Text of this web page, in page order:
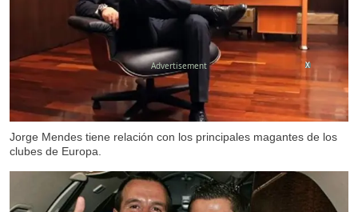
Jorge Mendes tiene relación con los principales magantes de los
clubes de Europa.
X